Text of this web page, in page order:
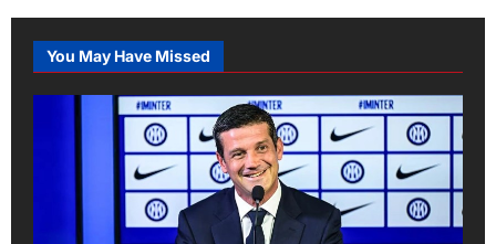
You May Have Missed